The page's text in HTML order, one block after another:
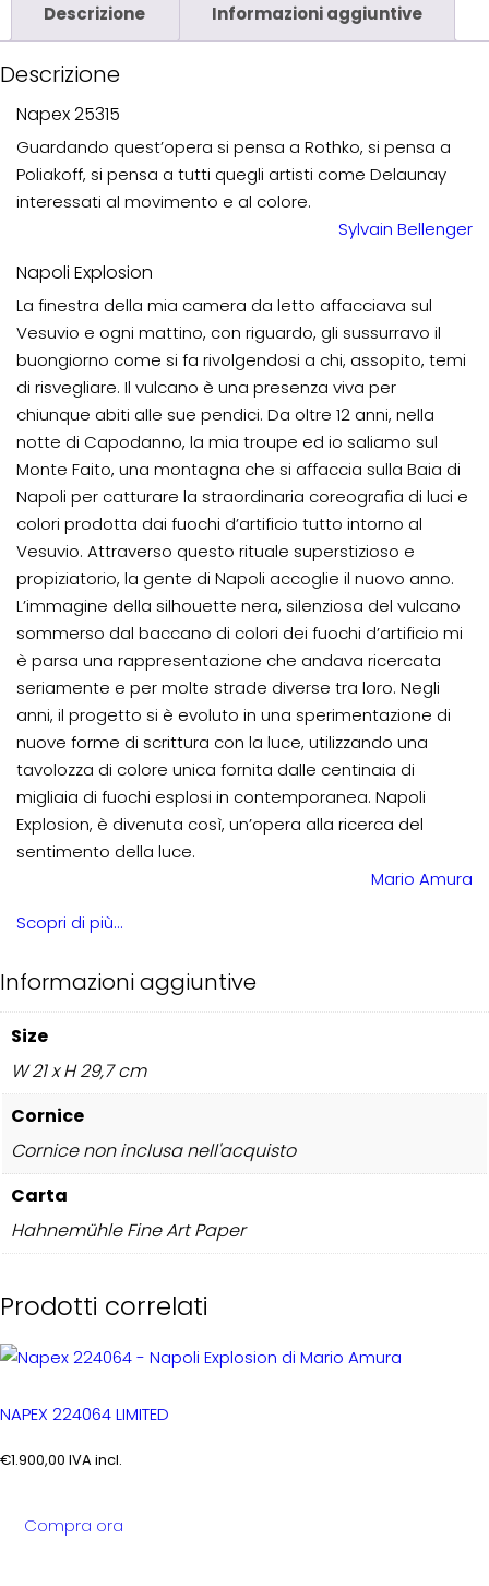
Descrizione Informazioni aggiuntive
Descrizione
Napex 25315
Guardando quest’opera si pensa a Rothko, si pensa a
Poliakoff, si pensa a tutti quegli artisti come Delaunay
interessati al movimento e al colore.
Sylvain Bellenger
Napoli Explosion
La finestra della mia camera da letto affacciava sul
Vesuvio e ogni mattino, con riguardo, gli sussurravo il
buongiorno come si fa rivolgendosi a chi, assopito, temi
di risvegliare. Il vulcano è una presenza viva per
chiunque abiti alle sue pendici. Da oltre 12 anni, nella
notte di Capodanno, la mia troupe ed io saliamo sul
Monte Faito, una montagna che si affaccia sulla Baia di
Napoli per catturare la straordinaria coreografia di luci e
colori prodotta dai fuochi d’artificio tutto intorno al
Vesuvio. Attraverso questo rituale superstizioso e
propiziatorio, la gente di Napoli accoglie il nuovo anno.
L’immagine della silhouette nera, silenziosa del vulcano
sommerso dal baccano di colori dei fuochi d’artificio mi
è parsa una rappresentazione che andava ricercata
seriamente e per molte strade diverse tra loro. Negli
anni, il progetto si è evoluto in una sperimentazione di
nuove forme di scrittura con la luce, utilizzando una
tavolozza di colore unica fornita dalle centinaia di
migliaia di fuochi esplosi in contemporanea. Napoli
Explosion, è divenuta così, un’opera alla ricerca del
sentimento della luce.
Mario Amura
Scopri di più…
Informazioni aggiuntive
Size
W 21 x H 29,7 cm
Cornice
Cornice non inclusa nell'acquisto
Carta
Hahnemühle Fine Art Paper
Prodotti correlati
NAPEX 224064 LIMITED
€1.900,00 IVA incl.
Compra ora